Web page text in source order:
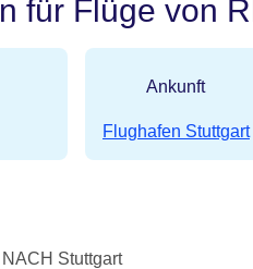
für Flüge von
Ankunft
Flughafen Stuttgart
Stuttgart